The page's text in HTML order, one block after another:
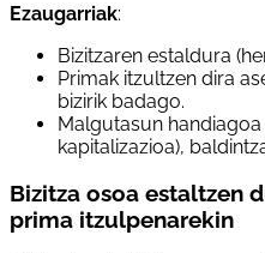
Ezaugarriak:
Bizitzaren estaldura
Primak itzultzen dira
bizirik badago.
Malgutasun
kapitalizazioa),
Bizitza osoa estaltzen
prima itzulpenarekin